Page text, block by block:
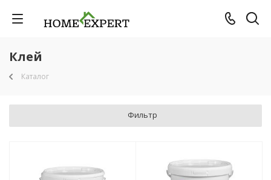
Клей
Каталог
Фильтр